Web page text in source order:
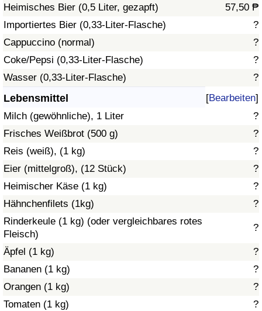
Heimisches Bier (0,5 Liter, gezapft)
57,50 ₱
Importiertes Bier (0,33-Liter-Flasche)
?
Cappuccino (normal)
?
Coke/Pepsi (0,33-Liter-Flasche)
?
Wasser (0,33-Liter-Flasche)
?
Lebensmittel [Bearbeiten]
Milch (gewöhnliche), 1 Liter
?
Frisches Weißbrot (500 g)
?
Reis (weiß), (1 kg)
?
Eier (mittelgroß), (12 Stück)
?
Heimischer Käse (1 kg)
?
Hähnchenfilets (1kg)
?
Rinderkeule (1 kg) (oder vergleichbares rotes
Fleisch)
?
Äpfel (1 kg)
?
Bananen (1 kg)
?
Orangen (1 kg)
?
Tomaten (1 kg)
?
Kriminalitäts-Index (aktuell)
Kriminalitäts-Index
Kriminalitätsindex nach Land
Gesundheitsversorgung
Gesundheitsversorgungs-Index (aktuell)
Gesundheitsversorgungs-Index
Gesundheitsversorgungs-Index nach Land
Umweltverschmutzung
Verschmutzungsindex